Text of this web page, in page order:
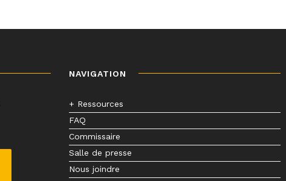
NAVIGATION
+ Ressources
FAQ
Commissaire
Salle de presse
Nous joindre